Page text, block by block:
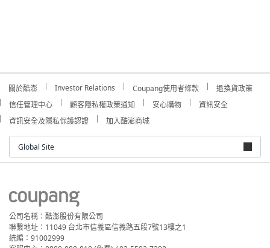
關於酷澎 Investor Relations Coupang使用者條款
退換貨政策
信任管理中心
顧客隱私權政策通知 安心購物
資訊安全
資訊安全及隱私保護認證
加入酷澎商城
Global Site
公司名稱：酷澎股份有限公司
聯繫地址：11049 台北市信義區信義路五段7號13樓之1
統編：91002999